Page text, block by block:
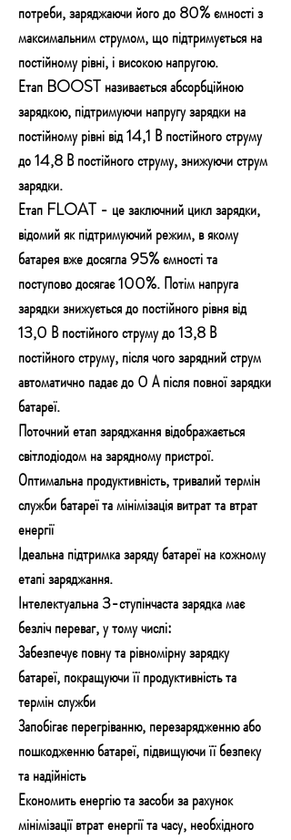
потреби, заряджаючи його до 80% ємності з
максимальним струмом, що підтримується на
постійному рівні, і високою напругою.
Етап BOOST називається абсорбційною
зарядкою, підтримуючи напругу зарядки на
постійному рівні від 14,1 В постійного струму
до 14,8 В постійного струму, знижуючи струм
зарядки.
Етап FLOAT - це заключний цикл зарядки,
відомий як підтримуючий режим, в якому
батарея вже досягла 95% ємності та
поступово досягає 100%. Потім напруга
зарядки знижується до постійного рівня від
13,0 В постійного струму до 13,8 В
постійного струму, після чого зарядний струм
автоматично падає до 0 А після повної зарядки
батареї.
Поточний етап заряджання відображається
світлодіодом на зарядному пристрої.
Оптимальна продуктивність, тривалий термін
служби батареї та мінімізація витрат та втрат
енергії
Ідеальна підтримка заряду батареї на кожному
етапі заряджання.
Інтелектуальна 3-ступінчаста зарядка має
безліч переваг, у тому числі:
Забезпечує повну та рівномірну зарядку
батареї, покращуючи її продуктивність та
термін служби
Запобігає перегріванню, перезарядженню або
пошкодженню батареї, підвищуючи її безпеку
та надійність
Економить енергію та засоби за рахунок
мінімізації втрат енергії та часу, необхідного